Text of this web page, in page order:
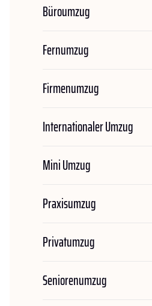
Büroumzug
Fernumzug
Firmenumzug
Internationaler Umzug
Mini Umzug
Praxisumzug
Privatumzug
Seniorenumzug